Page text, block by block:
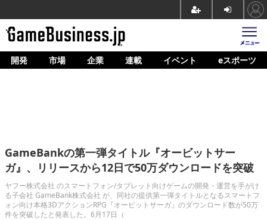
ホーム
企業動向
人材育成
産業政策
開発 市場 企業 連載 イベント eスポーツ
GameBankの第一弾タイトル『オービットサー
ガ』、リリースから12日で50万ダウンロードを突破
ヤフー株式会社 のスマートフォン/タブレット向けゲームの開発・運営を手がけ
る子会社 GameBank株式会社 が、同社の提供第一弾タイトルとなるスマートフ
ォン向け本格3DアクションRPG『オービットサーガ』のダウンロード数が50万
件を突破したと発表した。6月17日（